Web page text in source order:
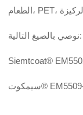
نوصي بالصيغ التالية: